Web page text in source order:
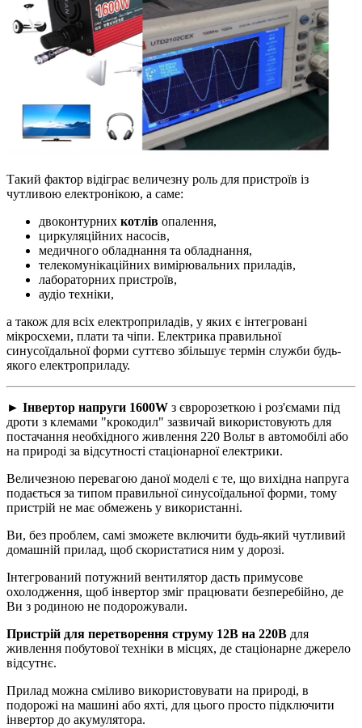
Такий фактор відіграє величезну роль для пристроїв із
чутливою електронікою, а саме:
двоконтурних котлів опалення,
циркуляційних насосів,
медичного обладнання та обладнання,
телекомунікаційних вимірювальних приладів,
лабораторних пристроїв,
аудіо техніки,
а також для всіх електроприладів, у яких є інтегровані
мікросхеми, плати та чіпи. Електрика правильної
синусоїдальної форми суттєво збільшує термін служби будь-
якого електроприладу.
► Інвертор напруги 1600W з євророзеткою і роз'ємами під
дроти з клемами "крокодил" зазвичай використовують для
постачання необхідного живлення 220 Вольт в автомобілі або
на природі за відсутності стаціонарної електрики.
Величезною перевагою даної моделі є те, що вихідна напруга
подається за типом правильної синусоїдальної форми, тому
пристрій не має обмежень у використанні.
Ви, без проблем, самі зможете включити будь-який чутливий
домашній прилад, щоб скористатися ним у дорозі.
Інтегрований потужний вентилятор дасть примусове
охолодження, щоб інвертор зміг працювати безперебійно, де
Ви з родиною не подорожували.
Пристрій для перетворення струму 12В на 220В для
живлення побутової техніки в місцях, де стаціонарне джерело
відсутнє.
Прилад можна сміливо використовувати на природі, в
подорожі на машині або яхті, для цього просто підключити
інвертор до акумулятора.